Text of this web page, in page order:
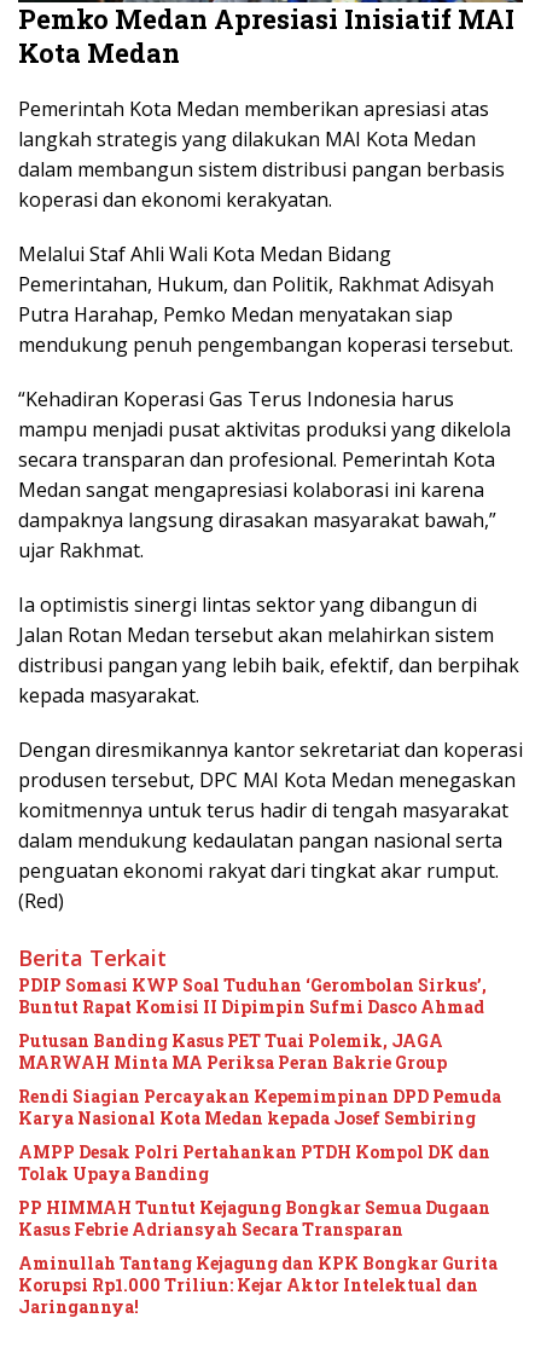
Pemko Medan Apresiasi Inisiatif MAI
Kota Medan
Pemerintah Kota Medan memberikan apresiasi atas
langkah strategis yang dilakukan MAI Kota Medan
dalam membangun sistem distribusi pangan berbasis
koperasi dan ekonomi kerakyatan.
Melalui Staf Ahli Wali Kota Medan Bidang
Pemerintahan, Hukum, dan Politik, Rakhmat Adisyah
Putra Harahap, Pemko Medan menyatakan siap
mendukung penuh pengembangan koperasi tersebut.
“Kehadiran Koperasi Gas Terus Indonesia harus
mampu menjadi pusat aktivitas produksi yang dikelola
secara transparan dan profesional. Pemerintah Kota
Medan sangat mengapresiasi kolaborasi ini karena
dampaknya langsung dirasakan masyarakat bawah,”
ujar Rakhmat.
Ia optimistis sinergi lintas sektor yang dibangun di
Jalan Rotan Medan tersebut akan melahirkan sistem
distribusi pangan yang lebih baik, efektif, dan berpihak
kepada masyarakat.
Dengan diresmikannya kantor sekretariat dan koperasi
produsen tersebut, DPC MAI Kota Medan menegaskan
komitmennya untuk terus hadir di tengah masyarakat
dalam mendukung kedaulatan pangan nasional serta
penguatan ekonomi rakyat dari tingkat akar rumput.
(Red)
Berita Terkait
PDIP Somasi KWP Soal Tuduhan ‘Gerombolan Sirkus’,
Buntut Rapat Komisi II Dipimpin Sufmi Dasco Ahmad
Putusan Banding Kasus PET Tuai Polemik, JAGA
MARWAH Minta MA Periksa Peran Bakrie Group
Rendi Siagian Percayakan Kepemimpinan DPD Pemuda
Karya Nasional Kota Medan kepada Josef Sembiring
AMPP Desak Polri Pertahankan PTDH Kompol DK dan
Tolak Upaya Banding
PP HIMMAH Tuntut Kejagung Bongkar Semua Dugaan
Kasus Febrie Adriansyah Secara Transparan
Aminullah Tantang Kejagung dan KPK Bongkar Gurita
Korupsi Rp1.000 Triliun: Kejar Aktor Intelektual dan
Jaringannya!